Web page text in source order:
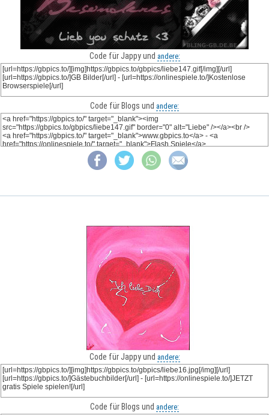
Code für Jappy und andere:
Code für Blogs und andere:
Code für Jappy und andere:
Code für Blogs und andere: